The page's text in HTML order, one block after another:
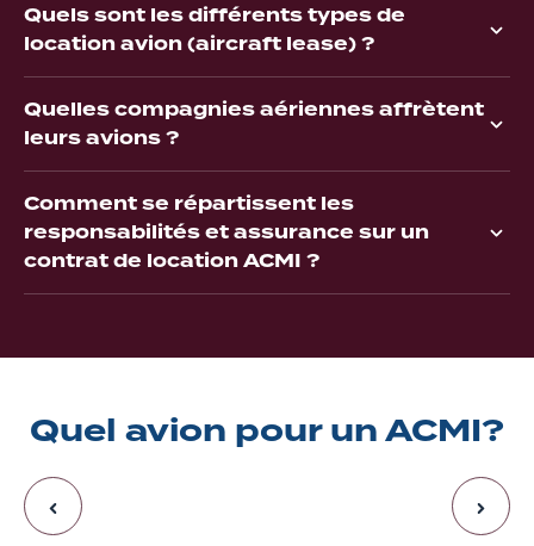
Quels sont les différents types de
location avion (aircraft lease) ?
Quelles compagnies aériennes affrètent
leurs avions ?
Comment se répartissent les
responsabilités et assurance sur un
contrat de location ACMI ?
Quel avion pour un ACMI?